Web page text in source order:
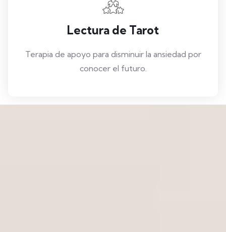
Lectura de Tarot
Terapia de apoyo para disminuir la ansiedad por
conocer el futuro.